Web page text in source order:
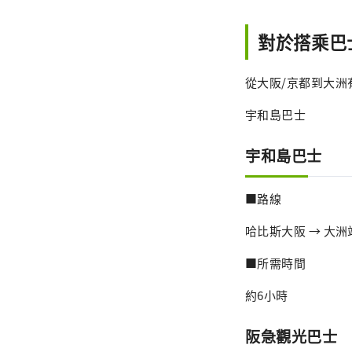
對於搭乘
從大阪/京都到大洲
宇和島巴士
宇和島巴士
■路線
哈比斯大阪 → 大洲
■所需時間
約6小時
阪急觀光巴士